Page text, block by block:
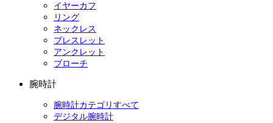
イヤーカフ
リング
ネックレス
ブレスレット
アンクレット
ブローチ
腕時計
腕時計カテゴリすべて
デジタル腕時計